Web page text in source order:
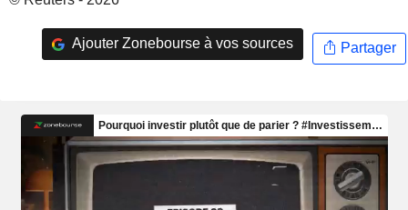
Ajouter Zonebourse à vos sources Partager